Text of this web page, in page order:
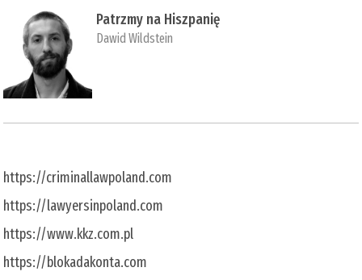
Patrzmy na Hiszpanię
Dawid Wildstein
https://criminallawpoland.com
https://lawyersinpoland.com
https://www.kkz.com.pl
https://blokadakonta.com